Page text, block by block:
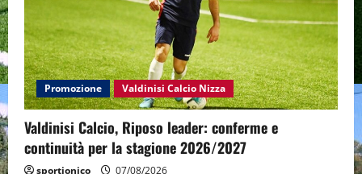
Promozione Valdinisi Calcio Nizza
Valdinisi Calcio, Riposo leader: conferme e
continuità per la stagione 2026/2027
sportjonico 07/08/2026